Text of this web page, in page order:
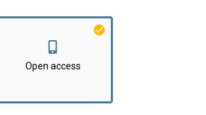
Open access